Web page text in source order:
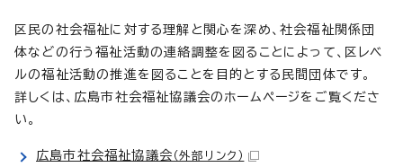
区民の社会福祉に対する理解と関心を深め、社会福祉関係団
体などの行う福祉活動の連絡調整を図ることによって、区レベ
ルの福祉活動の推進を図ることを目的とする民間団体です。
詳しくは、広島市社会福祉協議会のホームページをご覧くださ
い。
広島市社会福祉協議会 （外部リンク）